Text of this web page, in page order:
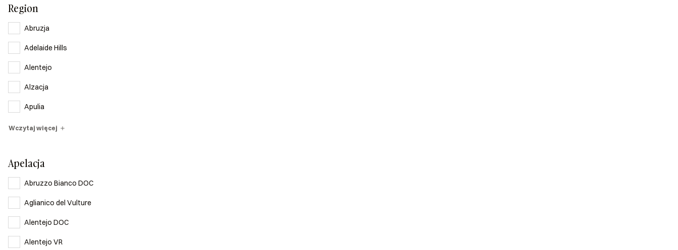
Region
Abruzja
Adelaide Hills
Alentejo
Alzacja
Apulia
Wczytaj więcej
Apelacja
Abruzzo Bianco DOC
Aglianico del Vulture
Alentejo DOC
Alentejo VR